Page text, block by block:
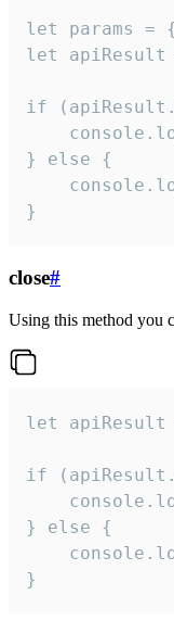
let params
let apiResult
if
} else {
}
close#
Using this method you
let
if
} else {
}